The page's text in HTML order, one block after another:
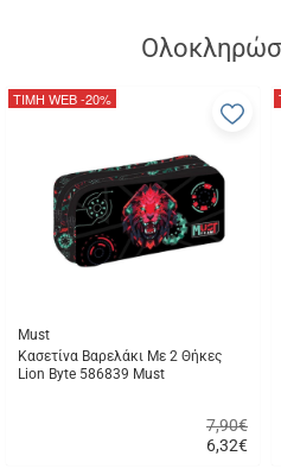
Must
Κασετίνα Βαρελάκι Με 2 Θήκες
Lion Byte 586839 Must
6,32€
7,90€
ΤΙΜΗ WEB-20%